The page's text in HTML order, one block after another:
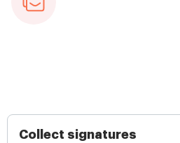
Collect signatures